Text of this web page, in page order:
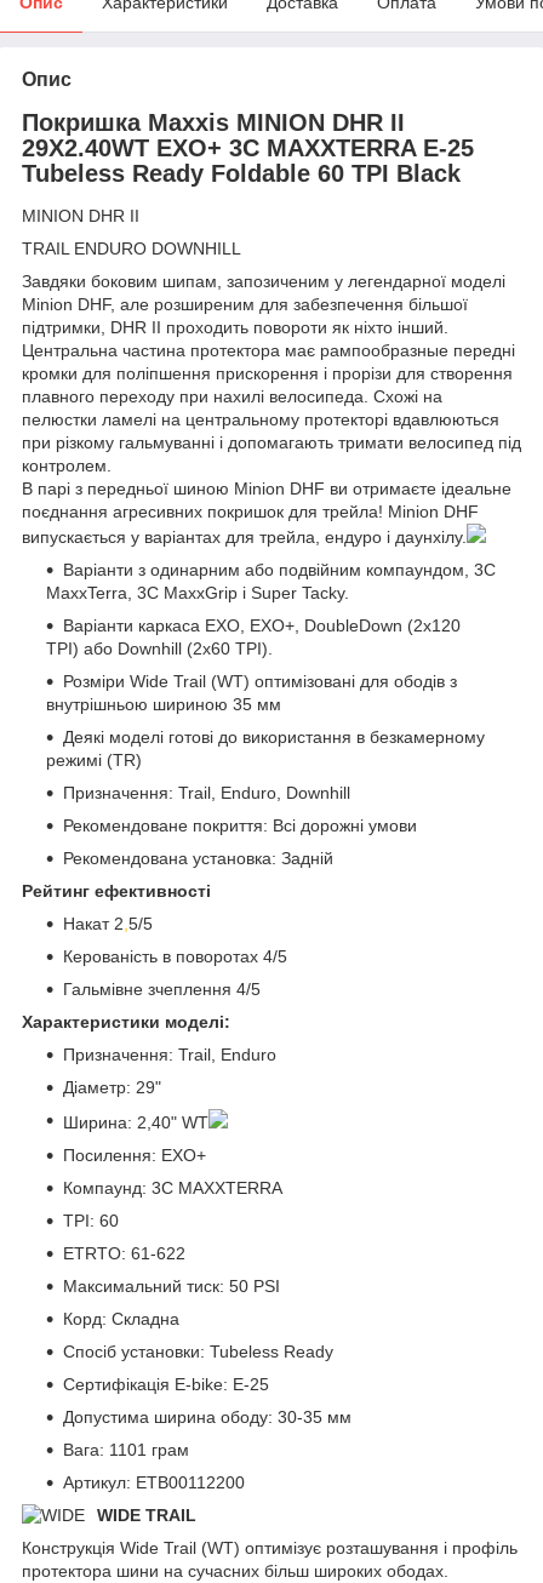
Опис
Покришка Maxxis MINION DHR II
29X2.40WT EXO+ 3C MAXXTERRA E-25
Tubeless Ready Foldable 60 TPI Black
MINION DHR II
TRAIL ENDURO DOWNHILL
Завдяки боковим шипам, запозиченим у легендарної моделі
Minion DHF, але розширеним для забезпечення більшої
підтримки, DHR II проходить повороти як ніхто інший.
Центральна частина протектора має рампообразные передні
кромки для поліпшення прискорення і прорізи для створення
плавного переходу при нахилі велосипеда. Схожі на
пелюстки ламелі на центральному протекторі вдавлюються
при різкому гальмуванні і допомагають тримати велосипед під
контролем.
В парі з передньої шиною Minion DHF ви отримаєте ідеальне
поєднання агресивних покришок для трейла! Minion DHF
випускається у варіантах для трейла, ендуро і даунхілу.
Варіанти з одинарним або подвійним компаундом, 3C
MaxxTerra, 3C MaxxGrip і Super Tacky.
Варіанти каркаса EXO, EXO+, DoubleDown (2x120
TPI) або Downhill (2x60 TPI).
Розміри Wide Trail (WT) оптимізовані для ободів з
внутрішньою шириною 35 мм
Деякі моделі готові до використання в безкамерному
режимі (TR)
Призначення: Trail, Enduro, Downhill
Рекомендоване покриття: Всі дорожні умови
Рекомендована установка: Задній
Рейтинг ефективності
Накат 2,5/5
Керованість в поворотах 4/5
Гальмівне зчеплення 4/5
Характеристики моделі:
Призначення: Trail, Enduro
Діаметр: 29"
Ширина: 2,40" WT
Посилення: EXO+
Компаунд: 3C MAXXTERRA
TPI: 60
ETRTO: 61-622
Максимальний тиск: 50 PSI
Корд: Складна
Спосіб установки: Tubeless Ready
Сертифікація E-bike: E-25
Допустима ширина ободу: 30-35 мм
Вага: 1101 грам
Артикул: ETB00112200
WIDE TRAIL
Конструкція Wide Trail (WT) оптимізує розташування і профіль
протектора шини на сучасних більш широких ободах.